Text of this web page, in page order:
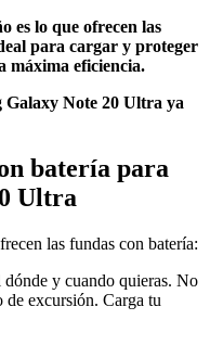
es lo que ofrecen las
para cargar y proteger
máxima eficiencia.
Galaxy Note 20 Ultra ya
batería para
Ultra
las fundas con batería:
y cuando quieras. No
de excursión. Carga tu